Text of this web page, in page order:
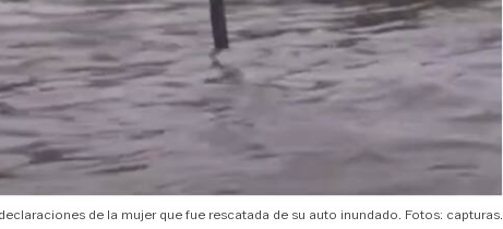
de la mujer que fue rescatada de su auto inundado. Fotos: capturas.